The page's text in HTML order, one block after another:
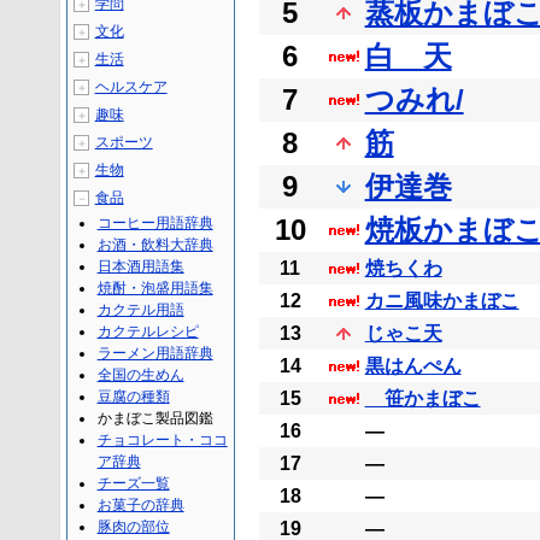
5
蒸板かまぼ
6
白 天
7
つみれ/
8
筋
9
伊達巻
10
焼板かまぼ
11
焼ちくわ
12
カニ風味かまぼこ
13
じゃこ天
14
黒はんぺん
15
笹かまぼこ
16
―
17
―
18
―
19
―
＋ 学問
＋ 文化
＋ 生活
＋ ヘルスケア
＋ 趣味
＋ スポーツ
＋ 生物
－
食品
コーヒー用語辞典
お酒・飲料大辞典
日本酒用語集
焼酎・泡盛用語集
カクテル用語
カクテルレシピ
ラーメン用語辞典
全国の生めん
豆腐の種類
かまぼこ製品図鑑
チョコレート・ココ
ア辞典
チーズ一覧
お菓子の辞典
豚肉の部位